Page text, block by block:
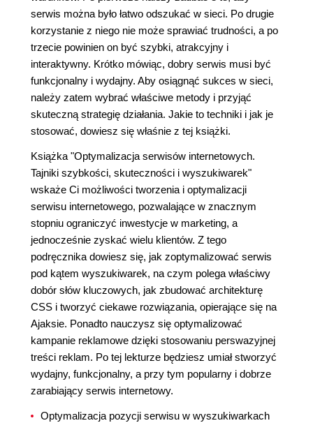
serwis można było łatwo odszukać w sieci. Po drugie
korzystanie z niego nie może sprawiać trudności, a po
trzecie powinien on być szybki, atrakcyjny i
interaktywny. Krótko mówiąc, dobry serwis musi być
funkcjonalny i wydajny. Aby osiągnąć sukces w sieci,
należy zatem wybrać właściwe metody i przyjąć
skuteczną strategię działania. Jakie to techniki i jak je
stosować, dowiesz się właśnie z tej książki.
Książka "Optymalizacja serwisów internetowych.
Tajniki szybkości, skuteczności i wyszukiwarek"
wskaże Ci możliwości tworzenia i optymalizacji
serwisu internetowego, pozwalające w znacznym
stopniu ograniczyć inwestycje w marketing, a
jednocześnie zyskać wielu klientów. Z tego
podręcznika dowiesz się, jak zoptymalizować serwis
pod kątem wyszukiwarek, na czym polega właściwy
dobór słów kluczowych, jak zbudować architekturę
CSS i tworzyć ciekawe rozwiązania, opierające się na
Ajaksie. Ponadto nauczysz się optymalizować
kampanie reklamowe dzięki stosowaniu perswazyjnej
treści reklam. Po tej lekturze będziesz umiał stworzyć
wydajny, funkcjonalny, a przy tym popularny i dobrze
zarabiający serwis internetowy.
Optymalizacja pozycji serwisu w wyszukiwarkach